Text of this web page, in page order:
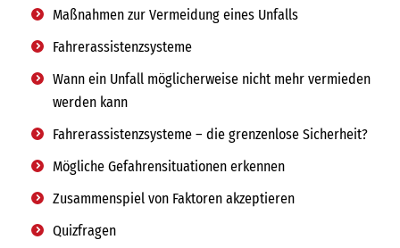
Maßnahmen zur Vermeidung eines Unfalls
Fahrerassistenzsysteme
Wann ein Unfall möglicherweise nicht mehr vermieden
werden kann
Fahrerassistenzsysteme – die grenzenlose Sicherheit?
Mögliche Gefahrensituationen erkennen
Zusammenspiel von Faktoren akzeptieren
Quizfragen